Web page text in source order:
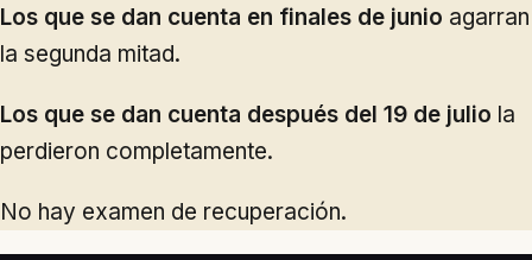
Los que se dan cuenta en finales de junio agarran
la segunda mitad.
Los que se dan cuenta después del 19 de julio la
perdieron completamente.
No hay examen de recuperación.